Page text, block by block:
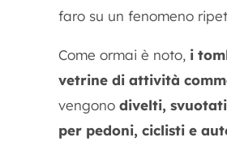
faro su un fenomeno
Come ormai è noto, i
vetrine di attività
vengono divelti,
per pedoni, ciclisti e